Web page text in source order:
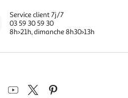
Service client 7j/7
03 59 30 59 30
8h>21h, dimanche 8h30>13h